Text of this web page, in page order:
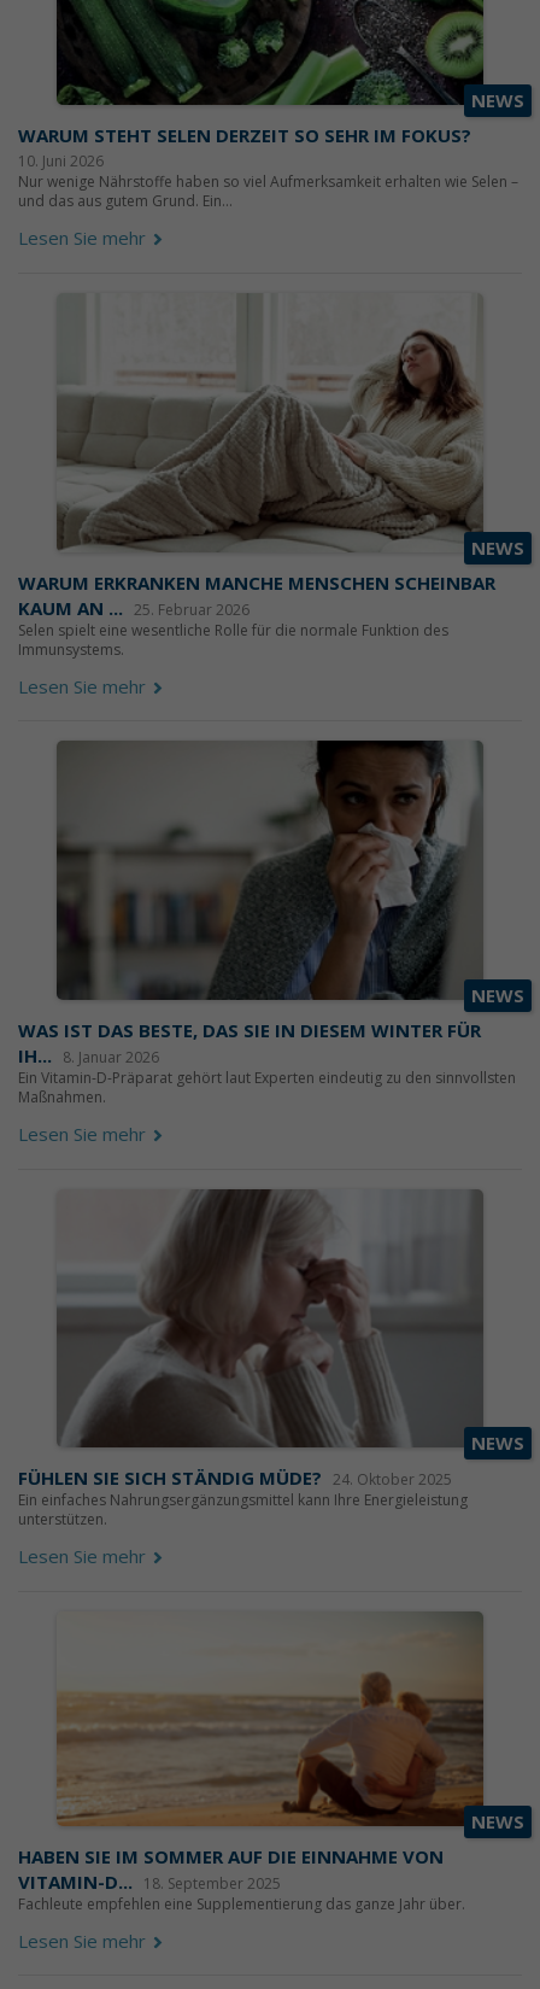
NEWS
WARUM STEHT SELEN DERZEIT SO SEHR IM FOKUS?
10. Juni 2026
Nur wenige Nährstoffe haben so viel Aufmerksamkeit erhalten wie Selen –
und das aus gutem Grund. Ein...
Lesen Sie mehr
NEWS
WARUM ERKRANKEN MANCHE MENSCHEN SCHEINBAR
KAUM AN ... 25. Februar 2026
Selen spielt eine wesentliche Rolle für die normale Funktion des
Immunsystems.
Lesen Sie mehr
NEWS
WAS IST DAS BESTE, DAS SIE IN DIESEM WINTER FÜR
IH...
8. Januar 2026
Ein Vitamin-D-Präparat gehört laut Experten eindeutig zu den sinnvollsten
Maßnahmen.
Lesen Sie mehr
NEWS
FÜHLEN SIE SICH STÄNDIG MÜDE? 24. Oktober 2025
Ein einfaches Nahrungsergänzungsmittel kann Ihre Energieleistung
unterstützen.
Lesen Sie mehr
NEWS
HABEN SIE IM SOMMER AUF DIE EINNAHME VON
VITAMIN-D...
18. September 2025
Fachleute empfehlen eine Supplementierung das ganze Jahr über.
Lesen Sie mehr